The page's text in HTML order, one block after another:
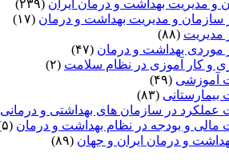
و مدیریت بهداشت و درمان ایران (۲۳۹)
سازمان و مدیریت بهداشت و درمان (۱۷)
مدیریت (۸۸)
موردی بهداشت و درمان (۴۷)
و کار آموزی در نظام سلامت (۲)
آموزشی (۴۹)
بیمارستانی (۸۳)
عملکرد در سازمان های بهداشتی و درمانی
مالی و بودجه در نظام بهداشت و درمان (۵)
و درمان ایران و جهان (۸۹)